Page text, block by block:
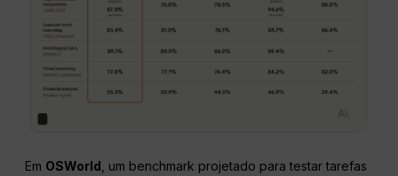
Em OSWorld , um benchmark projetado para testar tarefas